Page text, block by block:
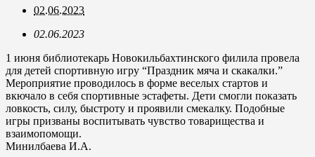
02.06.2023
02.06.2023
1 июня библиотекарь Новокильбахтинского филила провела
для детей спортивную игру “Праздник мяча и скакалки.”
Мероприятие проводилось в форме веселых стартов и
вкючало в себя спортивные эстафеты. Дети смогли показать
ловкость, силу, быстроту и проявили смекалку. Подобные
игры призваны воспитывать чувство товарищества и
взаимопомощи.
Минилбаева И.А.